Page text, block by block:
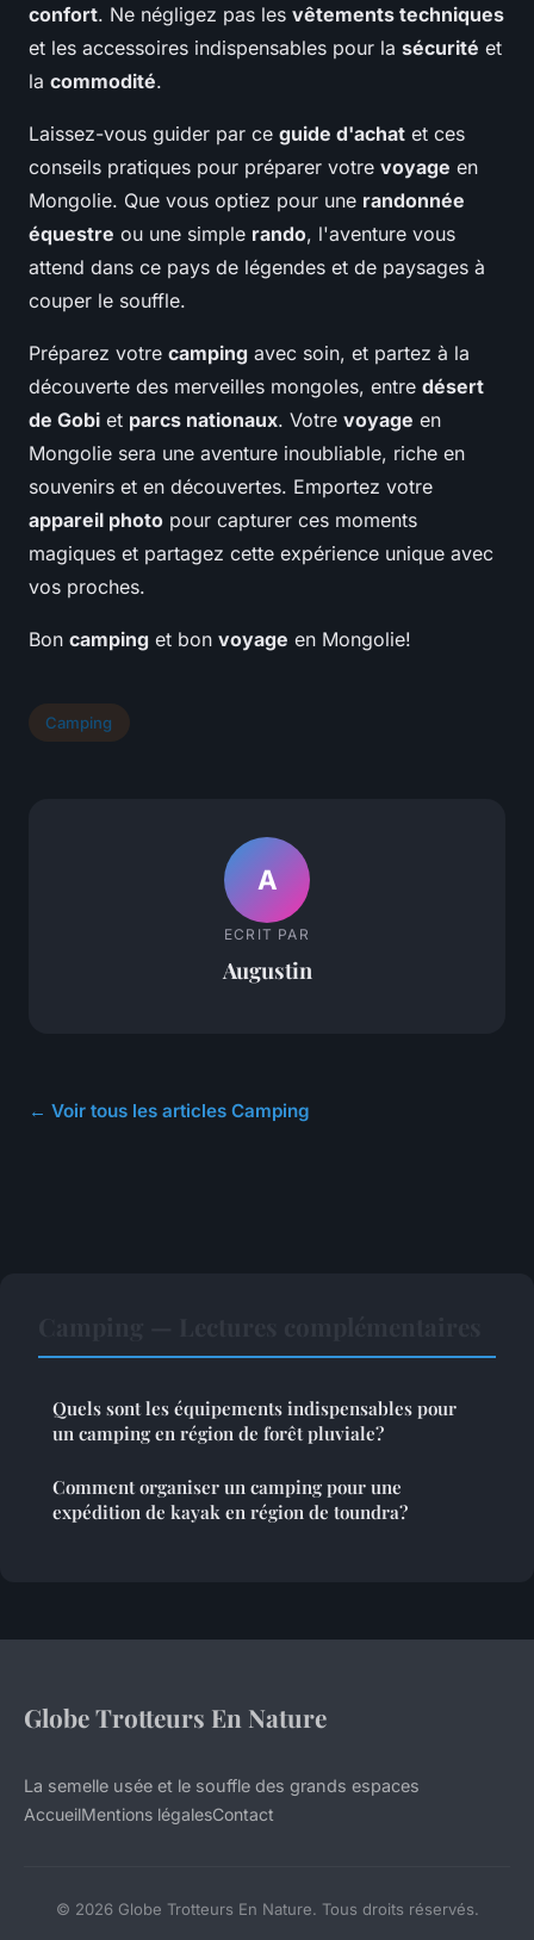
confort. Ne négligez pas les vêtements techniques
et les accessoires indispensables pour la sécurité et
la commodité.
Laissez-vous guider par ce guide d'achat et ces
conseils pratiques pour préparer votre voyage en
Mongolie. Que vous optiez pour une randonnée
équestre ou une simple rando, l'aventure vous
attend dans ce pays de légendes et de paysages à
couper le souffle.
Préparez votre camping avec soin, et partez à la
découverte des merveilles mongoles, entre désert
de Gobi et parcs nationaux. Votre voyage en
Mongolie sera une aventure inoubliable, riche en
souvenirs et en découvertes. Emportez votre
appareil photo pour capturer ces moments
magiques et partagez cette expérience unique avec
vos proches.
Bon camping et bon voyage en Mongolie!
Camping
A
ECRIT PAR
Augustin
← Voir tous les articles Camping
Quels sont les équipements indispensables pour
un camping en région de forêt pluviale?
Comment organiser un camping pour une
expédition de kayak en région de toundra?
Globe Trotteurs En Nature
La semelle usée et le souffle des grands espaces
AccueilMentions légalesContact
© 2026 Globe Trotteurs En Nature. Tous droits réservés.